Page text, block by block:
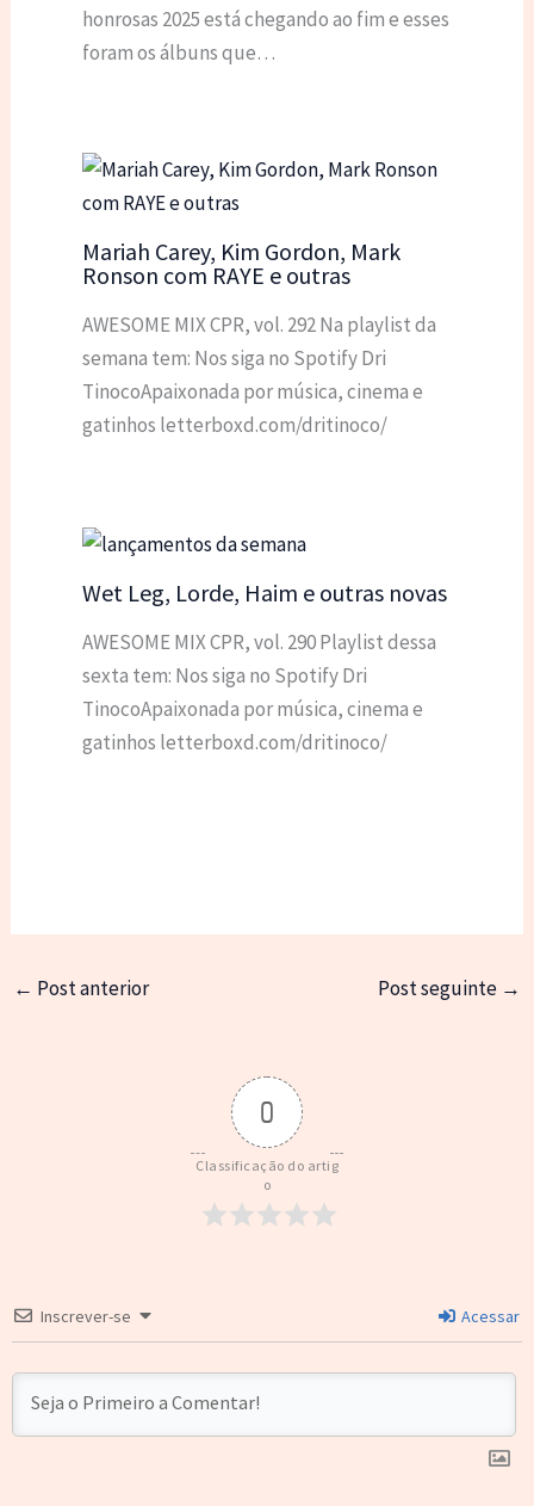
honrosas 2025 está chegando ao fim e esses
foram os álbuns que…
Mariah Carey, Kim Gordon, Mark
Ronson com RAYE e outras
AWESOME MIX CPR, vol. 292 Na playlist da
semana tem: Nos siga no Spotify Dri
TinocoApaixonada por música, cinema e
gatinhos letterboxd.com/dritinoco/
Wet Leg, Lorde, Haim e outras novas
AWESOME MIX CPR, vol. 290 Playlist dessa
sexta tem: Nos siga no Spotify Dri
TinocoApaixonada por música, cinema e
gatinhos letterboxd.com/dritinoco/
← Post anterior Post seguinte →
0
Classificação do artig
o
Inscrever-se Acessar